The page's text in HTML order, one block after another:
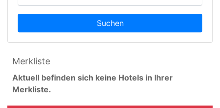
Suchen
Merkliste
Aktuell befinden sich keine Hotels in Ihrer
Merkliste.